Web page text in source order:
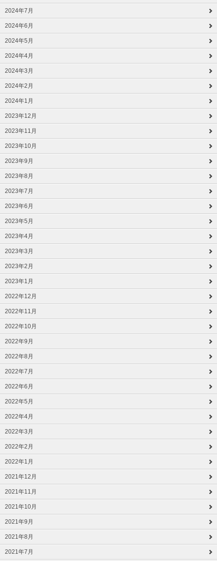
2024年7月
2024年6月
2024年5月
2024年4月
2024年3月
2024年2月
2024年1月
2023年12月
2023年11月
2023年10月
2023年9月
2023年8月
2023年7月
2023年6月
2023年5月
2023年4月
2023年3月
2023年2月
2023年1月
2022年12月
2022年11月
2022年10月
2022年9月
2022年8月
2022年7月
2022年6月
2022年5月
2022年4月
2022年3月
2022年2月
2022年1月
2021年12月
2021年11月
2021年10月
2021年9月
2021年8月
2021年7月